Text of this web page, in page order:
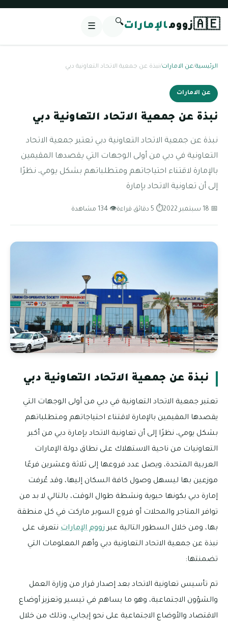
🇦🇪زوومالإمارات🔍
☰
الرئيسية/عن الامارات/نبذة عن جمعية الاتحاد التعاونية دبي
عن الامارات
نبذة عن جمعية الاتحاد التعاونية دبي
نبذة عن جمعية الاتحاد التعاونية دبي تعتبر جمعية الاتحاد
التعاونية في دبي من أولى الوجهات التي يقصدها المقيمين
بالإمارة لاقتناء احتياجاتهم ومتطلباتهم بشكل يومي، نظرًا
إلى أن تعاونية الاتحاد بإمارة
📅 18 سبتمبر 2022 ⏱ 5 دقائق قراءة 👁 134 مشاهدة
نبذة عن جمعية الاتحاد التعاونية دبي
تعتبر جمعية الاتحاد التعاونية في دبي من أولى الوجهات التي
يقصدها المقيمين بالإمارة لاقتناء احتياجاتهم ومتطلباتهم
بشكل يومي، نظرًا إلى أن تعاونية الاتحاد بإمارة دبي من أكبر
التعاونيات من ناحية الاستهلاك على نطاق دولة الإمارات
العربية المتحدة، ويصل عدد فروعها إلى ثلاثة وعشرين فرعًا
موزعين بها ليسهل وصول كافة السكان إليها، وقد عُرفت
إمارة دبي بكونها حيوية ونشطة طوال الوقت، بالتالي لا بد من
توافر المتاجر والمحلات أو فروع السوبر ماركت في كل منطقة
بها، ومن خلال السطور التالية عبرزووم الإمارات نتعرف على
نبذة عن جمعية الاتحاد التعاونية دبي وأهم المعلومات التي
تضمنتها:
تم تأسيس تعاونية الاتحاد بعد إصدار قرار من وزارة العمل
والشؤون الاجتماعية، وهو ما يساهم في تيسير وتعزيز أوضاع
الاقتصاد والأوضاع الاجتماعية على نحو إيجابي، وذلك من خلال